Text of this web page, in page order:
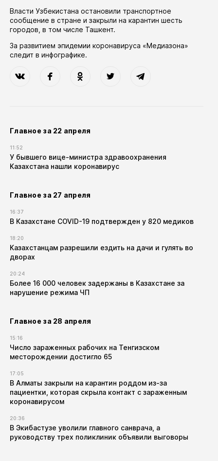
Власти Узбекистана остановили транспортное
сообщение в стране и закрыли на карантин шесть
городов, в том числе Ташкент.
За развитием эпидемии коронавируса «Медиазона»
следит в инфографике.
Главное за 22 апреля
11:52
У бывшего вице-министра здравоохранения
Казахстана нашли коронавирус
Главное за 27 апреля
16:37
В Казахстане COVID-19 подтвержден у 820 медиков
18:20
Казахстанцам разрешили ездить на дачи и гулять во
дворах
20:24
Более 16 000 человек задержаны в Казахстане за
нарушение режима ЧП
Главное за 28 апреля
15:16
Число зараженных рабочих на Тенгизском
месторождении достигло 65
17:05
В Алматы закрыли на карантин роддом из-за
пациентки, которая скрыла контакт с зараженным
коронавирусом
20:36
В Экибастузе уволили главного санврача, а
руководству трех поликлиник объявили выговоры